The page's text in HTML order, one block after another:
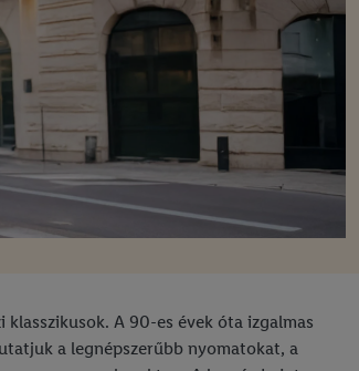
A 90-es évek óta izgalmas
a legnépszerűbb nyomatokat, a